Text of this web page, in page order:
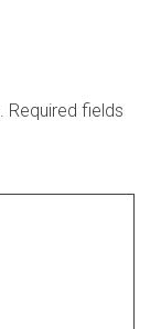
Required fields